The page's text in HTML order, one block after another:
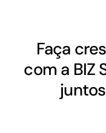
Faça
com a BIZ